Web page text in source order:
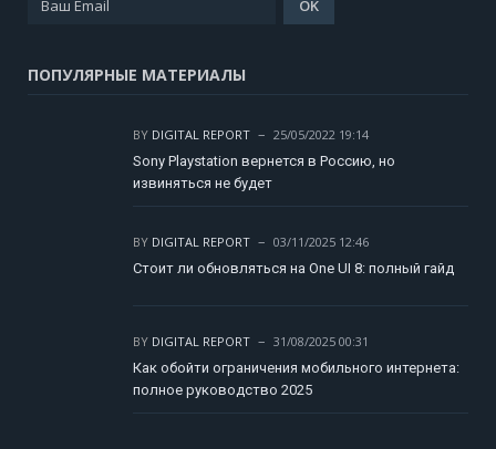
ПОПУЛЯРНЫЕ МАТЕРИАЛЫ
BY DIGITAL REPORT
25/05/2022 19:14
Sony Playstation вернется в Россию, но
извиняться не будет
BY DIGITAL REPORT
03/11/2025 12:46
Стоит ли обновляться на One UI 8: полный гайд
BY DIGITAL REPORT
31/08/2025 00:31
Как обойти ограничения мобильного интернета:
полное руководство 2025